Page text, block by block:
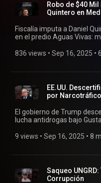
Robo de $40
Quintero en
Fiscalía imputa a Daniel
en el predio Aguas Vivas:
millones vía compraventa
836 views • Sep 16, 2025 •
EE.UU.
por Narcotráfico
El gobierno de Trump
lucha antidrogas bajo
mantiene financiamiento
9 views • Sep 16, 2025 • 8
Saqueo
Corrupción